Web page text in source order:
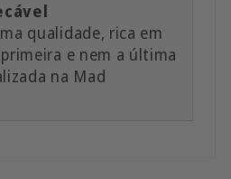
qualidade, rica em
e nem a última
na Mad